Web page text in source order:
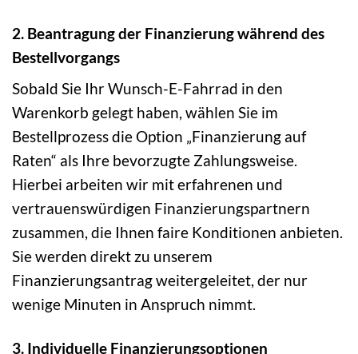
2. Beantragung der Finanzierung während des
Bestellvorgangs
Sobald Sie Ihr Wunsch-E-Fahrrad in den
Warenkorb gelegt haben, wählen Sie im
Bestellprozess die Option „Finanzierung auf
Raten“ als Ihre bevorzugte Zahlungsweise.
Hierbei arbeiten wir mit erfahrenen und
vertrauenswürdigen Finanzierungspartnern
zusammen, die Ihnen faire Konditionen anbieten.
Sie werden direkt zu unserem
Finanzierungsantrag weitergeleitet, der nur
wenige Minuten in Anspruch nimmt.
3. Individuelle Finanzierungsoptionen